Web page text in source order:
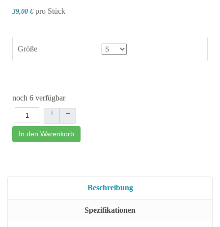
39,00 € pro Stück
Größe
noch 6 verfügbar
+ –
In den Warenkorb
Beschreibung
Spezifikationen